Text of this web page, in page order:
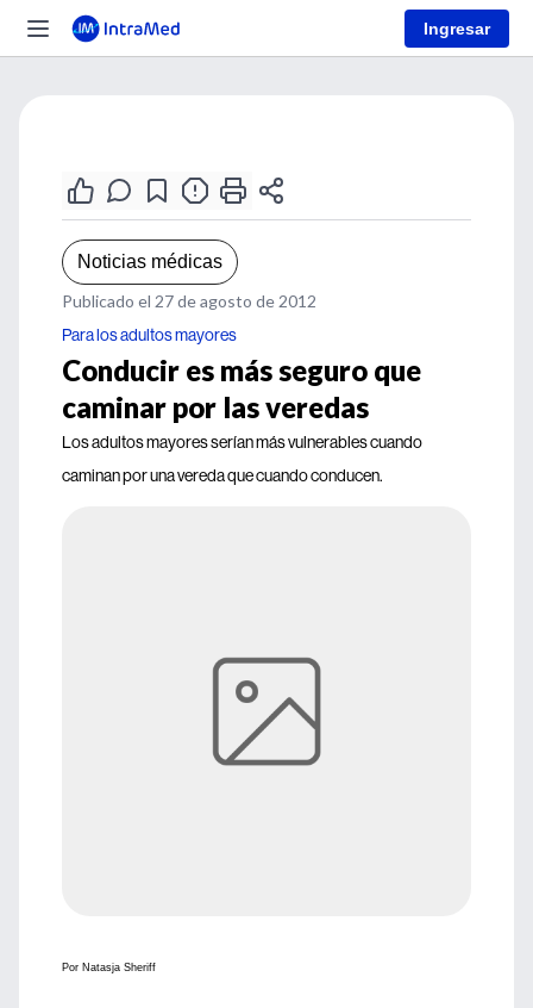
Ingresar
Noticias médicas
Publicado el 27 de agosto de 2012
Para los adultos mayores
Conducir es más seguro que
caminar por las veredas
Los adultos mayores serían más vulnerables cuando
caminan por una vereda que cuando conducen.
Por Natasja Sheriff